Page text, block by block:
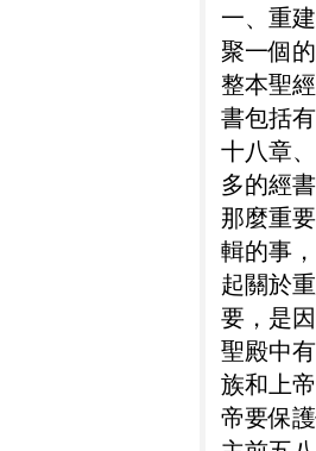
一、重
聚一個
整本聖
書包括
十八章
多的經
那麼重
輯的事
起關於
要，是
聖殿中
族和上
帝要保